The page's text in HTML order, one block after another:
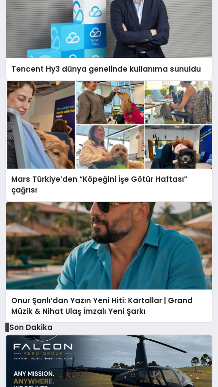
Tencent Hy3 dünya genelinde kullanıma sunuldu
Mars Türkiye’den “Köpeğini İşe Götür Haftası”
çağrısı
Onur Şanlı’dan Yazın Yeni Hiti: Kartallar | Grand
Müzik & Nihat Ulaş İmzalı Yeni Şarkı
Son Dakika